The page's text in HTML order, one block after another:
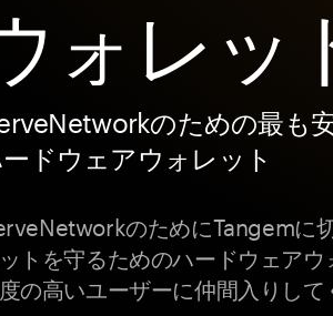
ォレッ
のための最も
ドウェアウォレット
のためにTangemに
トを守るためのハードウェア
の高いユーザーに仲間入りして